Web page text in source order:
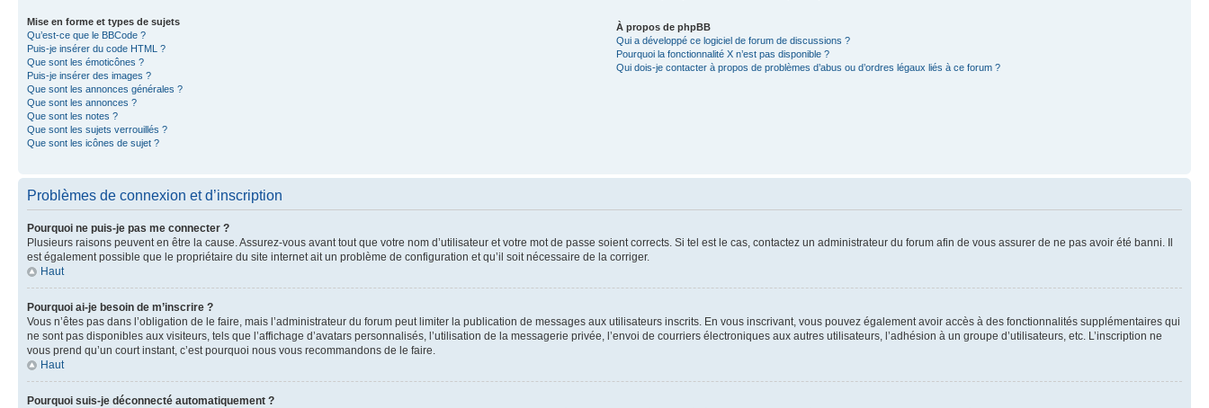
Mise en forme et types de sujets
Qu’est-ce que le BBCode ?
Puis-je insérer du code HTML ?
Que sont les émoticônes ?
Puis-je insérer des images ?
Que sont les annonces générales ?
Que sont les annonces ?
Que sont les notes ?
Que sont les sujets verrouillés ?
Que sont les icônes de sujet ?
À propos de phpBB
Qui a développé ce logiciel de forum de discussions ?
Pourquoi la fonctionnalité X n’est pas disponible ?
Qui dois-je contacter à propos de problèmes d’abus ou d’ordres légaux liés à ce forum ?
Problèmes de connexion et d’inscription
Pourquoi ne puis-je pas me connecter ?
Plusieurs raisons peuvent en être la cause. Assurez-vous avant tout que votre nom d’utilisateur et votre mot de passe soient corrects. Si tel est le cas, contactez un administrateur du forum afin de vous assurer de ne pas avoir été banni. Il
est également possible que le propriétaire du site internet ait un problème de configuration et qu’il soit nécessaire de la corriger.
Haut
Pourquoi ai-je besoin de m’inscrire ?
Vous n’êtes pas dans l’obligation de le faire, mais l’administrateur du forum peut limiter la publication de messages aux utilisateurs inscrits. En vous inscrivant, vous pouvez également avoir accès à des fonctionnalités supplémentaires qui
ne sont pas disponibles aux visiteurs, tels que l’affichage d’avatars personnalisés, l’utilisation de la messagerie privée, l’envoi de courriers électroniques aux autres utilisateurs, l’adhésion à un groupe d’utilisateurs, etc. L’inscription ne
vous prend qu’un court instant, c’est pourquoi nous vous recommandons de le faire.
Haut
Pourquoi suis-je déconnecté automatiquement ?